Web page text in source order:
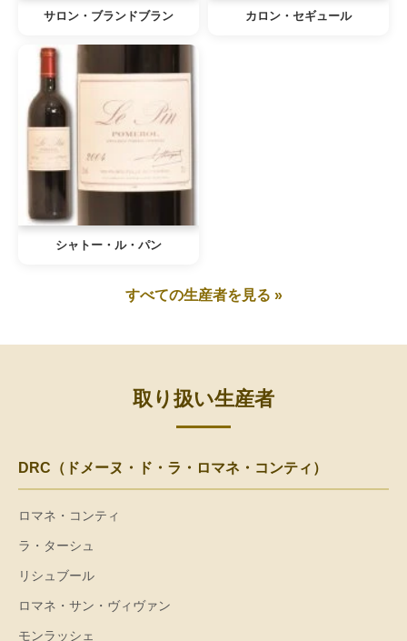
サロン・ブランドブラン カロン・セギュール
シャトー・ル・パン
すべての生産者を見る »
取り扱い生産者
DRC（ドメーヌ・ド・ラ・ロマネ・コンティ）
ロマネ・コンティ
ラ・ターシュ
リシュブール
ロマネ・サン・ヴィヴァン
モンラッシェ